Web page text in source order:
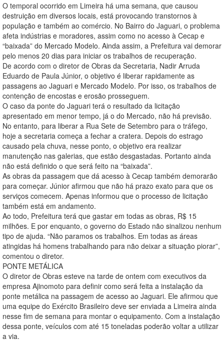
O temporal ocorrido em Limeira há uma semana, que causou
destruição em diversos locais, está provocando transtornos à
população e também ao comércio. No Bairro do Jaguari, o problema
afeta indústrias e moradores, assim como no acesso à Cecap e
“baixada” do Mercado Modelo. Ainda assim, a Prefeitura vai demorar
pelo menos 20 dias para iniciar os trabalhos de recuperação.
De acordo com o diretor de Obras da Secretaria, Nadir Arruda
Eduardo de Paula Júnior, o objetivo é liberar rapidamente as
passagens ao Jaguari e Mercado Modelo. Por isso, os trabalhos de
contenção de encostas e erosão prosseguem.
O caso da ponte do Jaguari terá o resultado da licitação
apresentado em menor tempo, já o do Mercado, não há previsão.
No entanto, para liberar a Rua Sete de Setembro para o tráfego,
hoje a secretaria começa a fechar a cratera. Depois do estrago
causado pela chuva, nesse ponto, o objetivo era realizar
manutenção nas galerias, que estão desgastadas. Portanto ainda
não está definido o que será feito na “baixada”.
As obras da passagem que dá acesso à Cecap também demorarão
para começar. Júnior afirmou que não há prazo exato para que os
serviços comecem. Apenas informou que o processo de licitação
também está em andamento.
Ao todo, Prefeitura terá que gastar em todas as obras, R$ 15
milhões. E por enquanto, o governo do Estado não sinalizou nenhum
tipo de ajuda. “Não paramos os trabalhos. Em todas as áreas
atingidas há homens trabalhando para não deixar a situação piorar”,
comentou o diretor.
PONTE METÁLICA
O diretor de Obras esteve na tarde de ontem com executivos da
empresa Ajinomoto para definir como será feita a instalação da
ponte metálica na passagem de acesso ao Jaguari. Ele afirmou que
uma equipe do Exército Brasileiro deve ser enviada a Limeira ainda
nesse fim de semana para montar o equipamento. Com a instalação
dessa ponte, veículos com até 15 toneladas poderão voltar a utilizar
a via.